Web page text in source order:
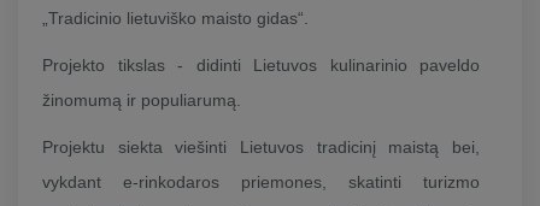
„Tradicinio lietuviško maisto gidas“.
Projekto tikslas - didinti Lietuvos kulinarinio paveldo
žinomumą ir populiarumą.
Projektu siekta viešinti Lietuvos tradicinį maistą bei,
vykdant e-rinkodaros priemones, skatinti turizmo